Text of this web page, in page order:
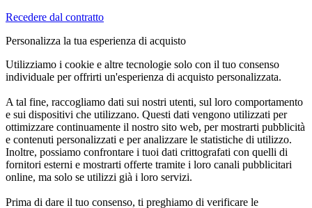
Recedere dal contratto
Personalizza la tua esperienza di acquisto
Utilizziamo i cookie e altre tecnologie solo con il tuo consenso
individuale per offrirti un'esperienza di acquisto personalizzata.
A tal fine, raccogliamo dati sui nostri utenti, sul loro comportamento
e sui dispositivi che utilizzano. Questi dati vengono utilizzati per
ottimizzare continuamente il nostro sito web, per mostrarti pubblicità
e contenuti personalizzati e per analizzare le statistiche di utilizzo.
Inoltre, possiamo confrontare i tuoi dati crittografati con quelli di
fornitori esterni e mostrarti offerte tramite i loro canali pubblicitari
online, ma solo se utilizzi già i loro servizi.
Prima di dare il tuo consenso, ti preghiamo di verificare le